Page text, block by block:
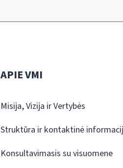
APIE VMI
Misija, Vizija ir Vertybės
Struktūra ir kontaktinė
Konsultavimasis su visuomene